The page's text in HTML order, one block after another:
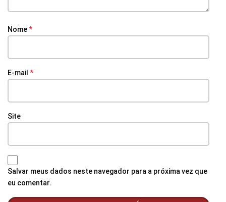
Nome*
E-mail *
Site
Salvar meus dados neste navegador para a próxima vez que
eu comentar.